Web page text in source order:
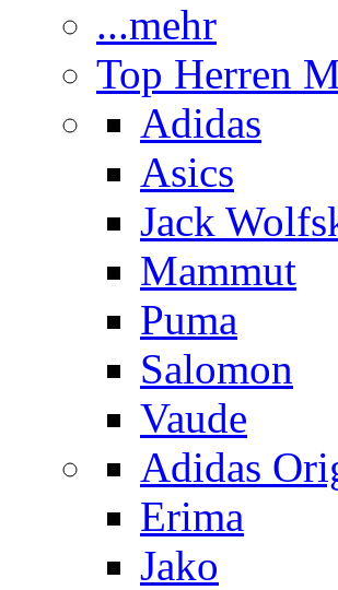
...mehr
Top Herren
Adidas
Asics
Jack
Mammut
Puma
Salomon
Vaude
Adidas
Erima
Jako